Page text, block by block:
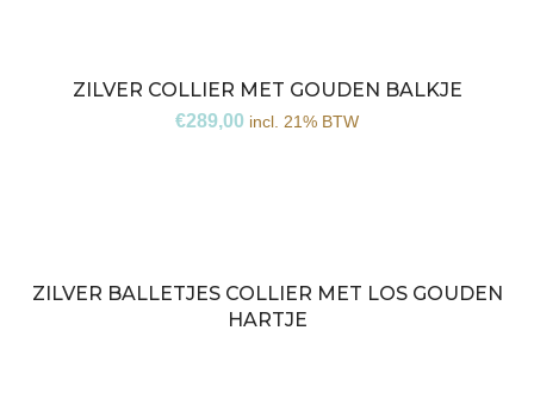
ZILVER COLLIER MET GOUDEN BALKJE
€289,00 incl. 21% BTW
Niet
ZILVER BALLETJES COLLIER MET LOS GOUDEN
HARTJE